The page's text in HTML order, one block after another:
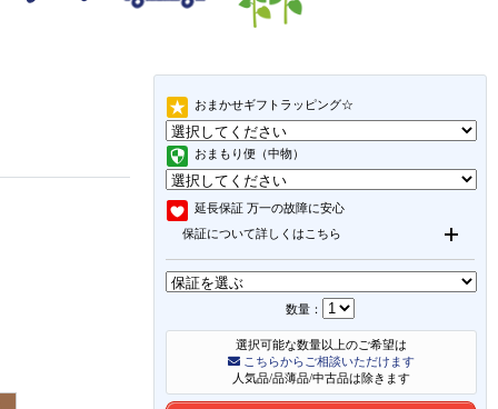
おまかせギフトラッピング☆
おまもり便（中物）
延長保証 万一の故障に安心
保証について詳しくはこちら
数量：
選択可能な数量以上のご希望は
こちらからご相談いただけます
人気品/品薄品/中古品は除きます